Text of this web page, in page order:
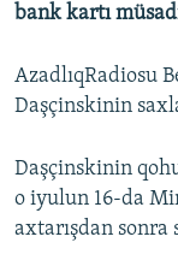
XƏBƏR
bank kartı
AzadlıqRadiosu
Daşçinskinin
Daşçinskinin
o iyulun 16-da
axtarışdan sonra